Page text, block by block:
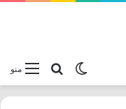
منوجستجو
تغییر پوسته